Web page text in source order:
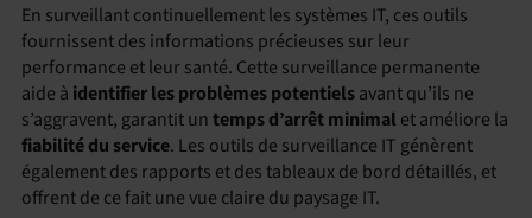
En surveillant continuellement les systèmes IT, ces outils
fournissent des informations précieuses sur leur
performance et leur santé. Cette surveillance permanente
aide à identifier les problèmes potentielsavant qu’ils ne
s’aggravent, garantit untemps d’arrêt minimal et améliore la
fiabilité du service. Les outils de surveillance IT génèrent
également des rapports et des tableaux de bord détaillés, et
offrent de ce fait une vue claire du paysage IT.